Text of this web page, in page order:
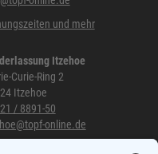
und mehr
Itzehoe
Curie-Ring 2
Itzehoe
/ 8891-50
online.de